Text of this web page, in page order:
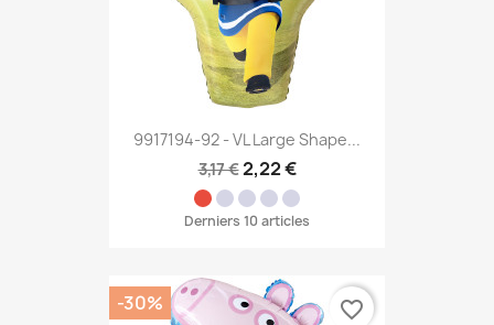
9917194-92 - VL Large Shape...
3,17 €2,22 €
Derniers 10 articles
-30% favorite_border